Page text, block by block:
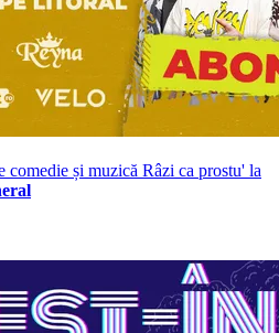
comedie și muzică Râzi ca prostu' la